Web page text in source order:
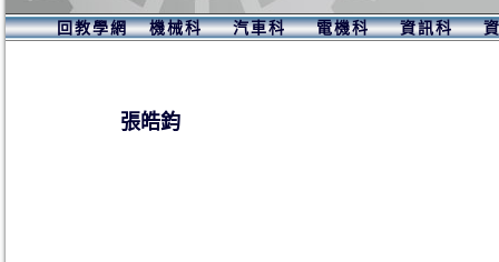
回教學網 機械科 汽車科 電機科 資訊科
張皓鈞